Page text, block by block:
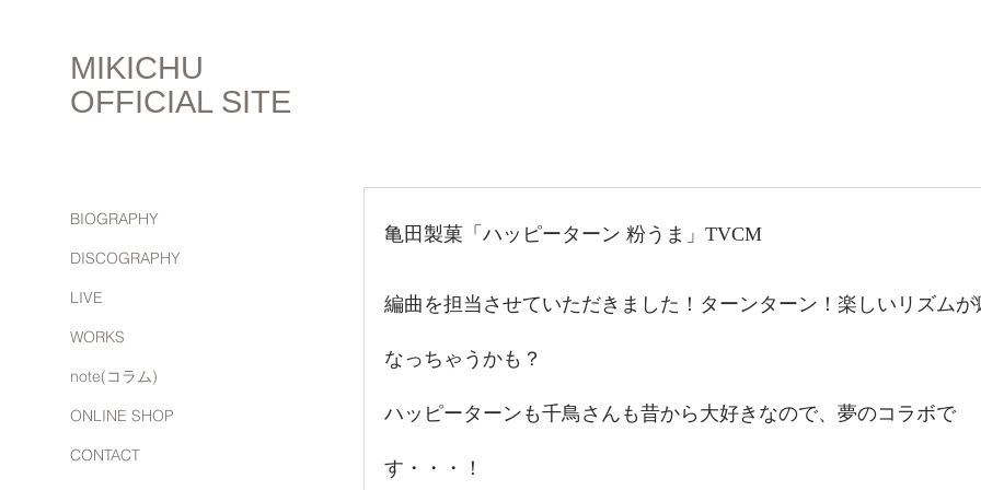
BIOGRAPHY
DISCOGRAPHY
LIVE
WORKS
note(コラム)
ONLINE SHOP
CONTACT
MIKICHU
OFFICIAL SITE
亀田製菓「ハッピーターン 粉うま」TVCM
編曲を担当させていただきました！ターンターン！楽しいリズム
なっちゃうかも？
ハッピーターンも千鳥さんも昔から大好きなので、夢のコラボで
す・・・！